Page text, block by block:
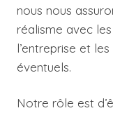
nous nous
réalisme avec les
l’entreprise et les
éventuels.
Notre rôle est